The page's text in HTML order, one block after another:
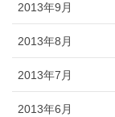
2013年9月
2013年8月
2013年7月
2013年6月